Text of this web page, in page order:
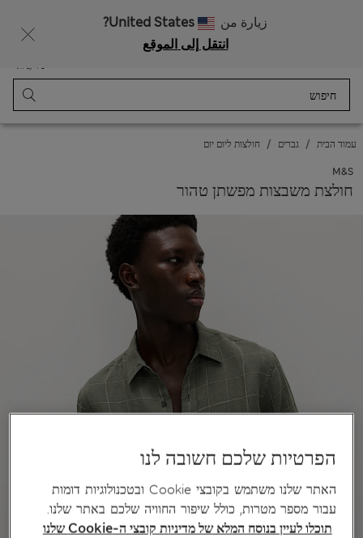
زيارة من
United States?
انتقل إلى الموقع
סל קניות
עמוד הבית גברים חולצות ליום יום
M&S
חולצת משבצות מפשתן טהור
הפרטיות שלכם חשובה לנו
האתר שלנו משתמש בקובצי Cookie ובטכנולוגיות דומות
עבור מספר מטרות, כולל שיפור החוויה שלכם באתר שלנו.
תוכלו לעיין בנוסח המלא של מדיניות קובצי ה-Cookie שלנו